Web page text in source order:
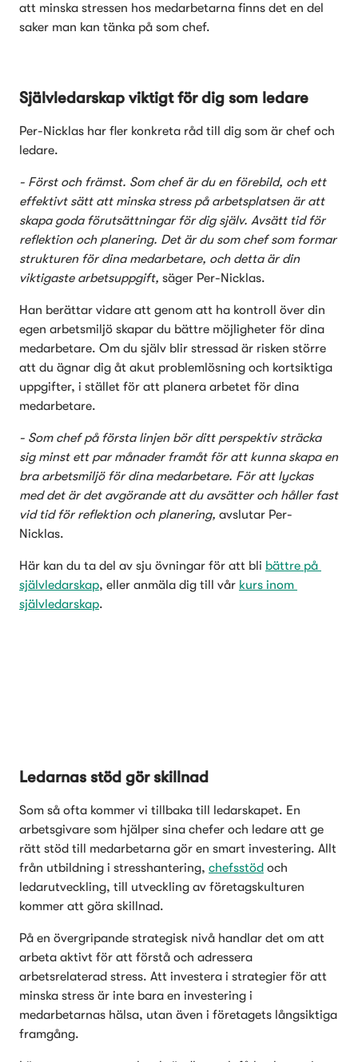
att minska stressen hos medarbetarna finns det en del
saker man kan tänka på som chef.
Självledarskap viktigt för dig som ledare
Per-Nicklas har fler konkreta råd till dig som är chef och
ledare.
- Först och främst. Som chef är du en förebild, och ett
effektivt sätt att minska stress på arbetsplatsen är att
skapa goda förutsättningar för dig själv. Avsätt tid för
reflektion och planering. Det är du som chef som formar
strukturen för dina medarbetare, och detta är din
viktigaste arbetsuppgift, säger Per-Nicklas.
Han berättar vidare att genom att ha kontroll över din
egen arbetsmiljö skapar du bättre möjligheter för dina
medarbetare. Om du själv blir stressad är risken större
att du ägnar dig åt akut problemlösning och kortsiktiga
uppgifter, i stället för att planera arbetet för dina
medarbetare.
- Som chef på första linjen bör ditt perspektiv sträcka
sig minst ett par månader framåt för att kunna skapa en
bra arbetsmiljö för dina medarbetare. För att lyckas
med det är det avgörande att du avsätter och håller fast
vid tid för reflektion och planering, avslutar Per-
Nicklas.
Här kan du ta del av sju övningar för att bli bättre på
självledarskap, eller anmäla dig till vår kurs inom
självledarskap.
Ledarnas stöd gör skillnad
Som så ofta kommer vi tillbaka till ledarskapet. En
arbetsgivare som hjälper sina chefer och ledare att ge
rätt stöd till medarbetarna gör en smart investering. Allt
från utbildning i stresshantering, chefsstöd och
ledarutveckling, till utveckling av företagskulturen
kommer att göra skillnad.
På en övergripande strategisk nivå handlar det om att
arbeta aktivt för att förstå och adressera
arbetsrelaterad stress. Att investera i strategier för att
minska stress är inte bara en investering i
medarbetarnas hälsa, utan även i företagets långsiktiga
framgång.